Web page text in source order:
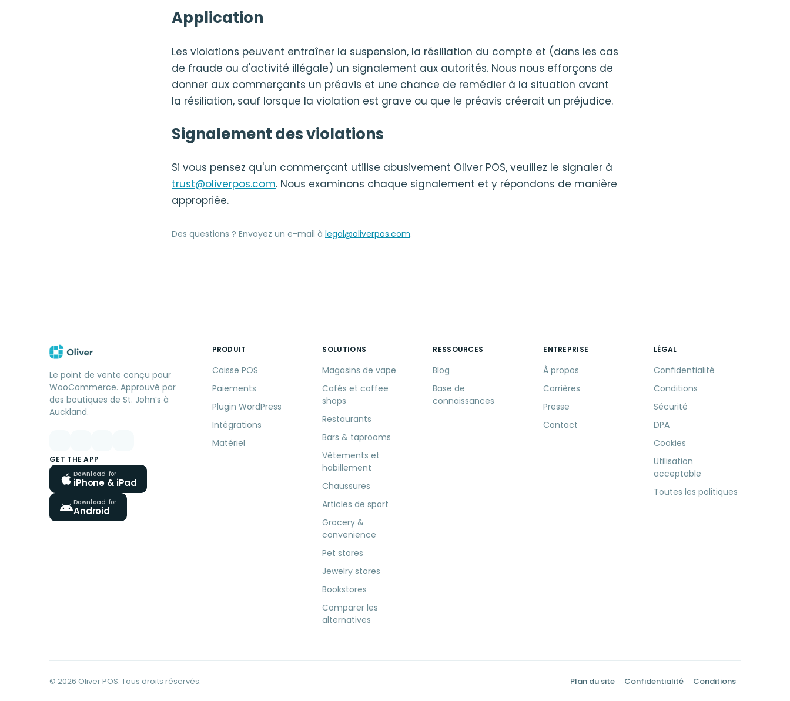
Application
Les violations peuvent entraîner la suspension, la résiliation du compte et (dans les cas
de fraude ou d'activité illégale) un signalement aux autorités. Nous nous efforçons de
donner aux commerçants un préavis et une chance de remédier à la situation avant
la résiliation, sauf lorsque la violation est grave ou que le préavis créerait un préjudice.
Signalement des violations
Si vous pensez qu'un commerçant utilise abusivement Oliver POS, veuillez le signaler à
trust@oliverpos.com. Nous examinons chaque signalement et y répondons de manière
appropriée.
Des questions ? Envoyez un e-mail à legal@oliverpos.com.
Le point de vente conçu pour
WooCommerce. Approuvé par
des boutiques de St. John’s à
Auckland.
GET THE APP
Download for
iPhone & iPad
Download for
Android
PRODUIT
Caisse POS
Paiements
Plugin WordPress
Intégrations
Matériel
SOLUTIONS
Magasins de vape
Cafés et coffee
shops
Restaurants
Bars & taprooms
Vêtements et
habillement
Chaussures
Articles de sport
Grocery &
convenience
Pet stores
Jewelry stores
Bookstores
Comparer les
alternatives
RESSOURCES
Blog
Base de
connaissances
ENTREPRISE
À propos
Carrières
Presse
Contact
LÉGAL
Confidentialité
Conditions
Sécurité
DPA
Cookies
Utilisation
acceptable
Toutes les politiques
© 2026 Oliver POS. Tous droits réservés. Plan du site Confidentialité Conditions